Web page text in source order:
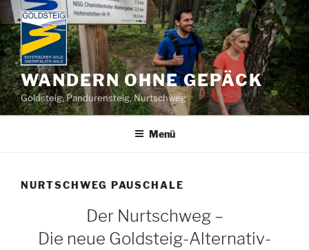
Zum
Inhalt
springen
WANDERN OHNE GEPÄCK
Goldsteig, Pandurensteig, Nurtschweg
Menü
NURTSCHWEG PAUSCHALE
Der Nurtschweg –
Die neue Goldsteig-Alternativ-